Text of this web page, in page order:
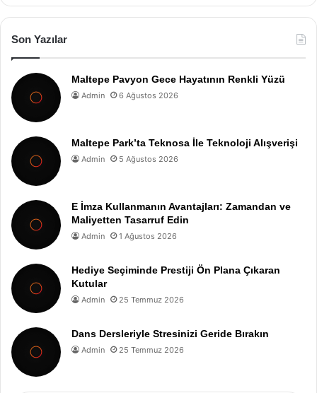
Son Yazılar
Maltepe Pavyon Gece Hayatının Renkli Yüzü
Admin 6 Ağustos 2026
Maltepe Park’ta Teknosa İle Teknoloji Alışverişi
Admin 5 Ağustos 2026
E İmza Kullanmanın Avantajları: Zamandan ve
Maliyetten Tasarruf Edin
Admin 1 Ağustos 2026
Hediye Seçiminde Prestiji Ön Plana Çıkaran
Kutular
Admin 25 Temmuz 2026
Dans Dersleriyle Stresinizi Geride Bırakın
Admin 25 Temmuz 2026